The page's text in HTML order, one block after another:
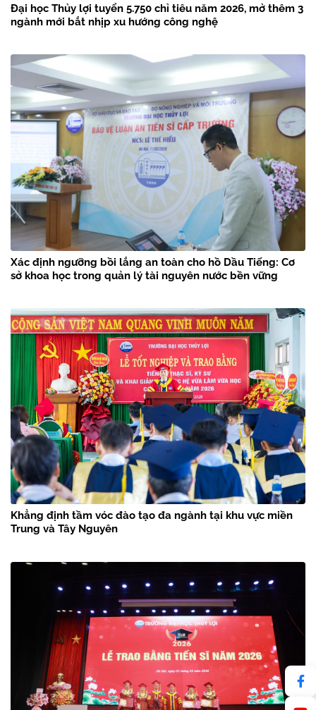
Đại học Thủy lợi tuyển 5.750 chỉ tiêu năm 2026, mở thêm 3
ngành mới bắt nhịp xu hướng công nghệ
Xác định ngưỡng bồi lắng an toàn cho hồ Dầu Tiếng: Cơ
sở khoa học trong quản lý tài nguyên nước bền vững
Khẳng định tầm vóc đào tạo đa ngành tại khu vực miền
Trung và Tây Nguyên